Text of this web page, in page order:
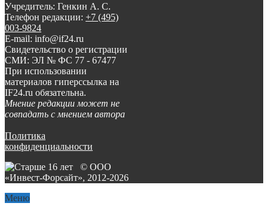
Учредитель: Генкин А. С.
Телефон редакции: +7 (495)
003-9824
E-mail: info@if24.ru
Свидетельство о регистрации
СМИ: ЭЛ № ФС 77 - 67477
При использовании
материалов гиперссылка на
IF24.ru обязательна.
Мнение редакции может не
совпадать с мнением автора
Политика
конфиденциальности
© ООО
«Инвест-Форсайт», 2012-2026
Меню